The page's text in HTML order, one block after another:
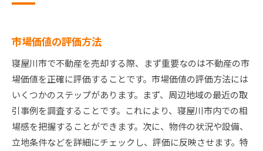
市場情報を活用した売却交渉
寝屋川市不動産売却で地域の特性を活かす方法
地域の魅力を引き出すPR方法
近隣施設と利便性のアピール
地域行事や文化の紹介
市場価値の評価方法
寝屋川市で不動産を売却する際、まず重要なのは不動産の市
場価値を正確に評価することです。市場価値の評価方法には
いくつかのステップがあります。まず、周辺地域の最近の取
引事例を調査することです。これにより、寝屋川市内での相
場感を把握することができます。次に、物件の状況や設備、
立地条件などを詳細にチェックし、評価に反映させます。特